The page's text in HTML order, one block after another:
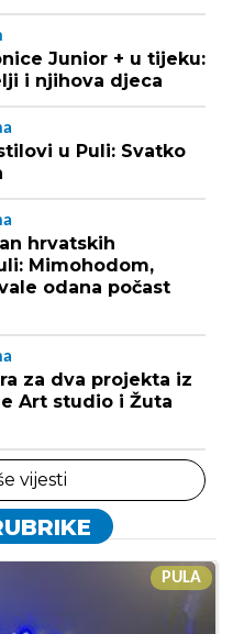
Junior + u tijeku:
i njihova djeca
u Puli: Svatko
hrvatskih
Mimohodom,
odana počast
za dva projekta iz
Art studio i Žuta
vijesti
PULA